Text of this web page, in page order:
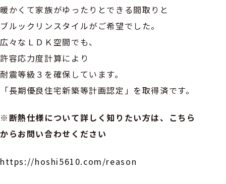
暖かくて家族がゆったりとできる間取りと
ブルックリンスタイルがご希望でした。
広々なＬＤＫ空間でも、
許容応力度計算により
耐震等級３を確保しています。
「長期優良住宅新築等計画認定」を取得済です。
※断熱仕様について詳しく知りたい方は、こちら
からお問い合わせください
https://hoshi5610.com/reason